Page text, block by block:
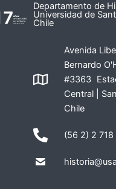
Departamento de
Universidad de
Chile
Avenida
Bernardo
#3363
Central |
Chile
(56 2) 2 718